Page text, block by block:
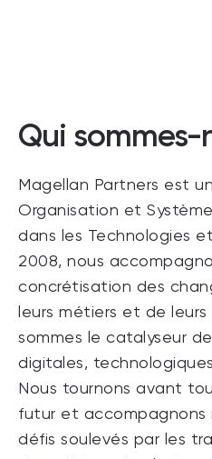
Qui sommes-
Magellan Partners est
Organisation et
dans les Technologies
2008, nous
concrétisation des
leurs métiers et de
sommes le catalyseur
digitales,
Nous tournons avant
futur et accompagnons
défis soulevés par les